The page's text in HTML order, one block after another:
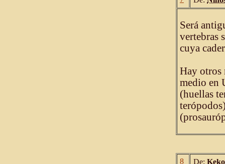
Será
vertebras
cuya
Hay otros
medio en
(huellas
8 De: